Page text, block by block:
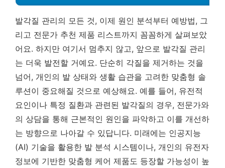
발각질 관리의 모든 것, 이제 원인 분석부터 예방법, 그
리고 전문가 추천 제품 리스트까지 꼼꼼하게 살펴보았
어요. 하지만 여기서 멈추지 않고, 앞으로 발각질 관리
는 더욱 발전할 거예요. 단순히 각질을 제거하는 것을
넘어, 개인의 발 상태와 생활 습관을 고려한 맞춤형 솔
루션이 중요해질 것으로 예상해요. 예를 들어, 유전적
요인이나 특정 질환과 관련된 발각질의 경우, 전문가와
의 상담을 통해 근본적인 원인을 파악하고 이를 개선하
는 방향으로 나아갈 수 있답니다. 미래에는 인공지능
(AI) 기술을 활용한 발 분석 시스템이나, 개인의 유전자
정보에 기반한 맞춤형 케어 제품도 등장할 가능성이 높